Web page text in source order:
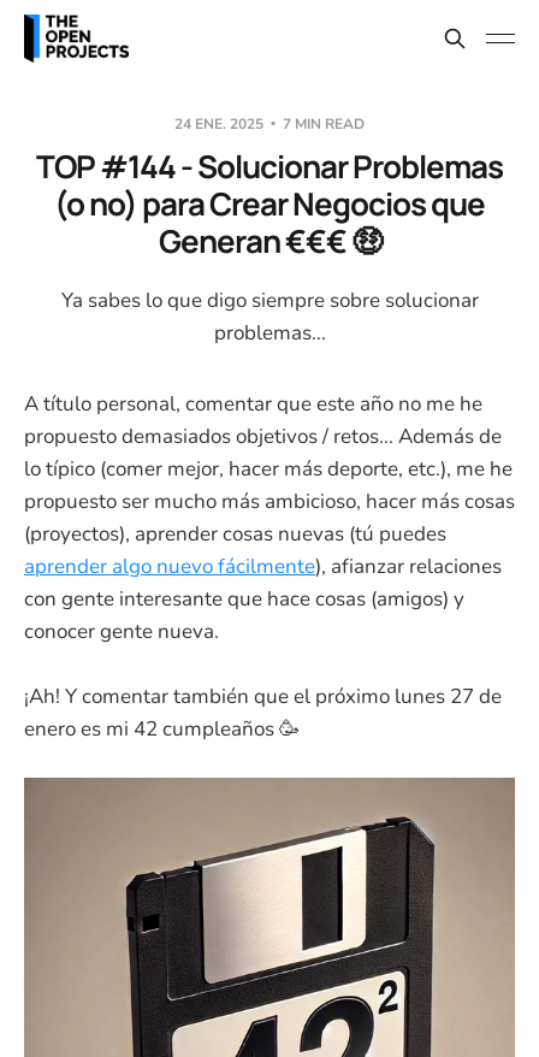
24 ENE. 2025 7 MIN READ
TOP #144 - Solucionar Problemas
(o no) para Crear Negocios que
Generan €€€ 🤑
Ya sabes lo que digo siempre sobre solucionar
problemas...
A título personal, comentar que este año no me he
propuesto demasiados objetivos / retos... Además de
lo típico (comer mejor, hacer más deporte, etc.), me he
propuesto ser mucho más ambicioso, hacer más cosas
(proyectos), aprender cosas nuevas (tú puedes
aprender algo nuevo fácilmente), afianzar relaciones
con gente interesante que hace cosas (amigos) y
conocer gente nueva.
¡Ah! Y comentar también que el próximo lunes 27 de
enero es mi 42 cumpleaños 🥳